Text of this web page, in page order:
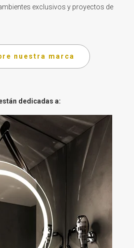
exclusivos y proyectos de
nuestra marca
dedicadas a: